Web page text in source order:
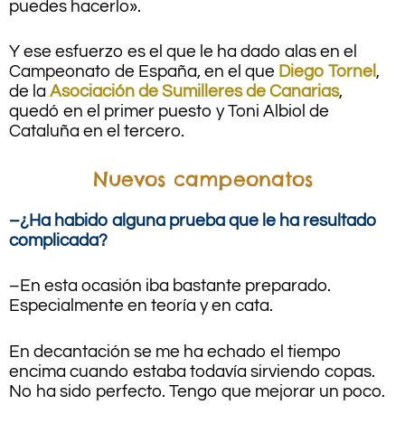
puedes hacerlo».
Y ese esfuerzo es el que le ha dado alas en el
Campeonato de España, en el que Diego Tornel ,
de la Asociación de Sumilleres de Canarias,
quedó en el primer puesto y Toni Albiol de
Cataluña en el tercero.
Nuevos campeonatos
–¿Ha habido alguna prueba que le ha resultado
complicada?
–En esta ocasión iba bastante preparado.
Especialmente en teoría y en cata.
En decantación se me ha echado el tiempo
encima cuando estaba todavía sirviendo copas.
No ha sido perfecto. Tengo que mejorar un poco.